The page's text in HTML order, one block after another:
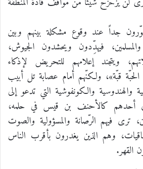
جداً عند وقوع مشكلة بينهم وبين
فيهدِّدون ويحشدون الجيوش،
ويتجند إعلامهم للتحريض لإذكاء
قبّة»، ولكنّهم أمام عصابة تل أبيب
والهندوسية والكونفوشية التي تدعو إلى
أحدهم كالأحنف بن قيس في حلمه،
ترى فيهم الرّصانة والمسؤولية والصوت
وهم الذين يغدرون بأقرب الناس
القهر.